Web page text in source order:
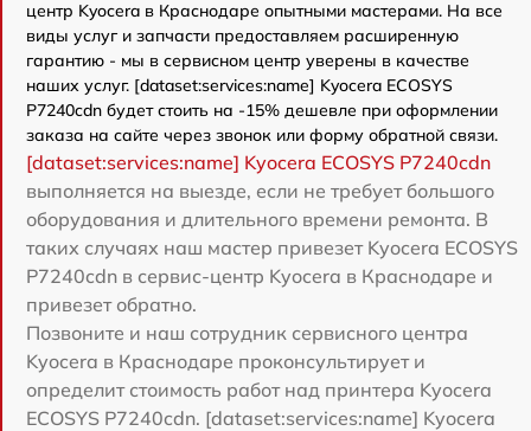
центр Kyocera в Краснодаре опытными мастерами. На все
виды услуг и запчасти предоставляем расширенную
гарантию - мы в сервисном центр уверены в качестве
наших услуг. [dataset:services:name] Kyocera ECOSYS
P7240cdn будет стоить на -15% дешевле при оформлении
заказа на сайте через звонок или форму обратной связи.
[dataset:services:name] Kyocera ECOSYS P7240cdn
выполняется на выезде, если не требует большого
оборудования и длительного времени ремонта. В
таких случаях наш мастер привезет Kyocera ECOSYS
P7240cdn в сервис-центр Kyocera в Краснодаре и
привезет обратно.
Позвоните и наш сотрудник сервисного центра
Kyocera в Краснодаре проконсультирует и
определит стоимость работ над принтера Kyocera
ECOSYS P7240cdn. [dataset:services:name] Kyocera